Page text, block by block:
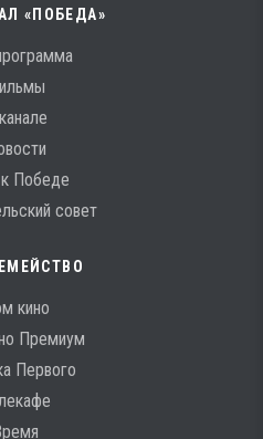
«ПОБЕДА»
Победе
совет
кино
Премиум
Первого